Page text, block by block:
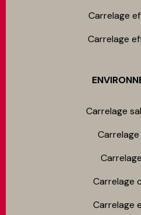
Carrelage
Carrelage
Carrelage
Carrelage
Carrelage